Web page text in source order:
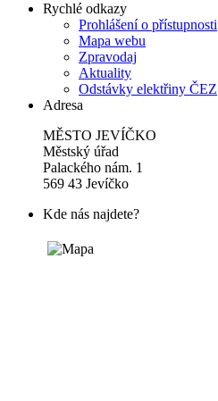
Rychlé odkazy
Prohlášení o přístupnosti
Mapa webu
Zpravodaj
Aktuality
Odstávky elektřiny ČEZ
Adresa
MĚSTO JEVÍČKO
Městský úřad
Palackého nám. 1
569 43 Jevíčko
Kde nás najdete?